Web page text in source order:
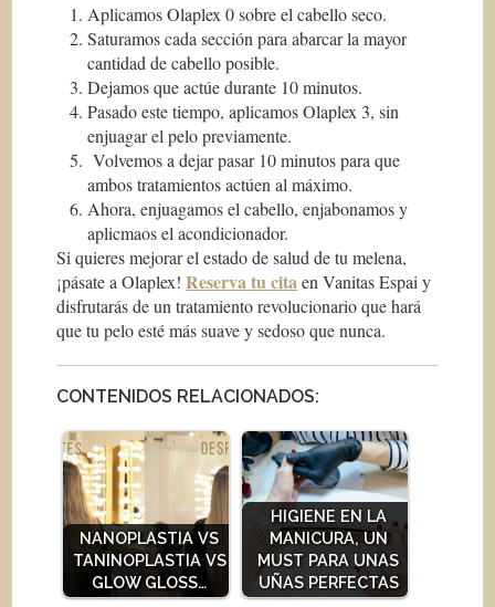
Aplicamos Olaplex 0 sobre el cabello seco.
Saturamos cada sección para abarcar la mayor
cantidad de cabello posible.
Dejamos que actúe durante 10 minutos.
Pasado este tiempo, aplicamos Olaplex 3, sin
enjuagar el pelo previamente.
Volvemos a dejar pasar 10 minutos para que
ambos tratamientos actúen al máximo.
Ahora, enjuagamos el cabello, enjabonamos y
aplicmaos el acondicionador.
Si quieres mejorar el estado de salud de tu melena,
¡pásate a Olaplex!Reserva tu cita en Vanitas Espai y
disfrutarás de un tratamiento revolucionario que hará
que tu pelo esté más suave y sedoso que nunca.
CONTENIDOS RELACIONADOS:
NANOPLASTIA VS
TANINOPLASTIA VS
GLOW GLOSS…
HIGIENE EN LA
MANICURA, UN
MUST PARA UNAS
UÑAS PERFECTAS